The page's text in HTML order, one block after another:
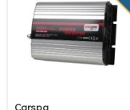
Carspa